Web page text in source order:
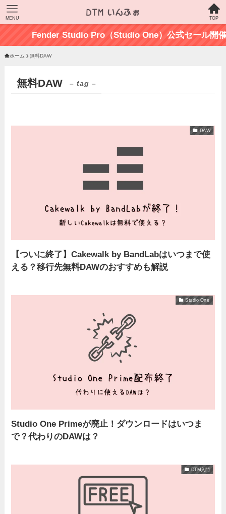
TOP
MENU
Fender Studio Pro（Studio One）公式セール開催
ホーム 無料DAW
無料DAW – tag –
DAW
【ついに終了】Cakewalk by BandLabはいつまで使
える？移行先無料DAWのおすすめも解説
Studio One
Studio One Primeが廃止！ダウンロードはいつま
で？代わりのDAWは？
DTM入門